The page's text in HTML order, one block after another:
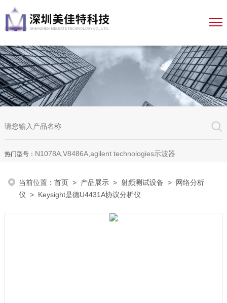
热门型号： N1078A,V8486A,agilent technologies示波器
当前位置：首页 > 产品展示 >射频测试设备 > 网络分析
仪 > Keysight是德U4431A协议分析仪